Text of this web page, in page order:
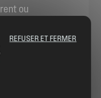
ou
REFUSER ET FERMER